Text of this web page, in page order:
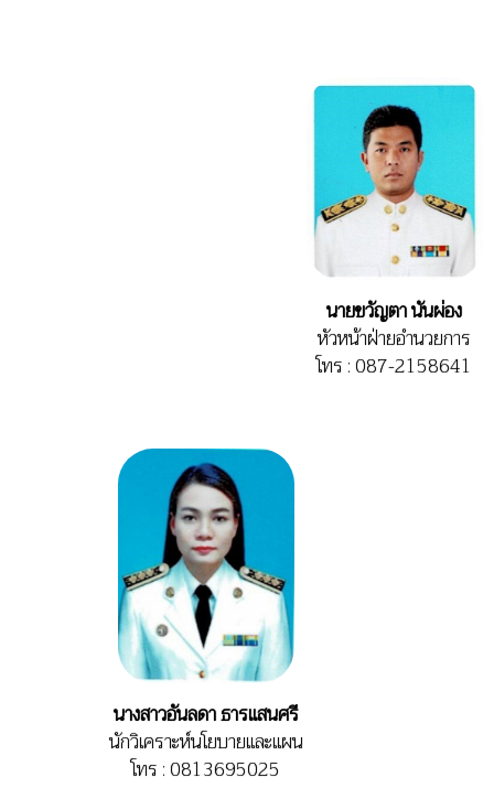
นายขวัญตา นันผ่อง
หัวหน้าฝ่ายอำนวยการ
โทร : 087-2158641
นางสาวอันลดา ธารแสนศรี
นักวิเคราะห์นโยบายและแผน
โทร : 0813695025